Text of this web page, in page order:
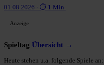
01.08.2026 · ⏱ 1 Min.
Anzeige
Spieltag Übersicht →
Heute stehen u.a. folgende Spiele an: